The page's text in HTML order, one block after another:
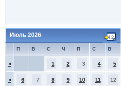
Июль 2026
П В С Ч П С В
» 1 2 3 4 5
» 6 7 8 9 10 11 12